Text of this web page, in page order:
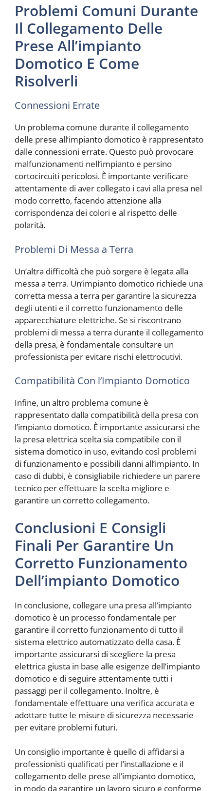
Problemi Comuni Durante
Il Collegamento Delle
Prese All’impianto
Domotico E Come
Risolverli
Connessioni Errate
Un problema comune durante il collegamento
delle prese all’impianto domotico è rappresentato
dalle connessioni errate. Questo può provocare
malfunzionamenti nell’impianto e persino
cortocircuiti pericolosi. È importante verificare
attentamente di aver collegato i cavi alla presa nel
modo corretto, facendo attenzione alla
corrispondenza dei colori e al rispetto delle
polarità.
Problemi Di Messa a Terra
Un’altra difficoltà che può sorgere è legata alla
messa a terra. Un’impianto domotico richiede una
corretta messa a terra per garantire la sicurezza
degli utenti e il corretto funzionamento delle
apparecchiature elettriche. Se si riscontrano
problemi di messa a terra durante il collegamento
della presa, è fondamentale consultare un
professionista per evitare rischi elettrocutivi.
Compatibilità Con l’Impianto Domotico
Infine, un altro problema comune è
rappresentato dalla compatibilità della presa con
l’impianto domotico. È importante assicurarsi che
la presa elettrica scelta sia compatibile con il
sistema domotico in uso, evitando così problemi
di funzionamento e possibili danni all’impianto. In
caso di dubbi, è consigliabile richiedere un parere
tecnico per effettuare la scelta migliore e
garantire un corretto collegamento.
Conclusioni E Consigli
Finali Per Garantire Un
Corretto Funzionamento
Dell’impianto Domotico
In conclusione, collegare una presa all’impianto
domotico è un processo fondamentale per
garantire il corretto funzionamento di tutto il
sistema elettrico automatizzato della casa. È
importante assicurarsi di scegliere la presa
elettrica giusta in base alle esigenze dell’impianto
domotico e di seguire attentamente tutti i
passaggi per il collegamento. Inoltre, è
fondamentale effettuare una verifica accurata e
adottare tutte le misure di sicurezza necessarie
per evitare problemi futuri.
Un consiglio importante è quello di affidarsi a
professionisti qualificati per l’installazione e il
collegamento delle prese all’impianto domotico,
in modo da garantire un lavoro sicuro e conforme